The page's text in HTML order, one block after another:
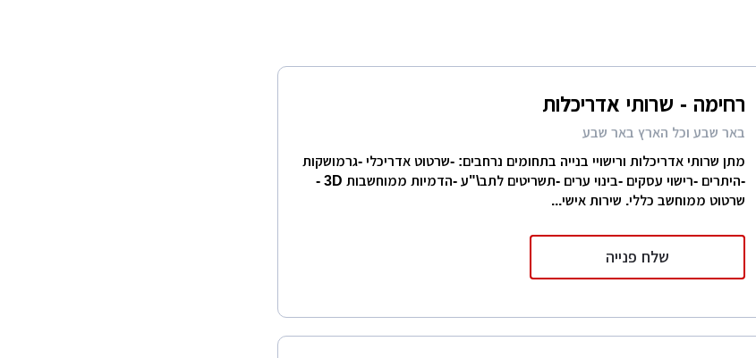
רחימה - שרותי אדריכלות
באר שבע וכל הארץ באר שבע
מתן שרותי אדריכלות ורישויי בנייה בתחומים נרחבים: -שרטוט אדריכלי -גרמושקות
-היתרים -רישוי עסקים -בינוי ערים -תשריטים לתב\"ע -הדמיות ממוחשבות 3D -
שרטוט ממוחשב כללי. שירות אישי...
שלח פנייה